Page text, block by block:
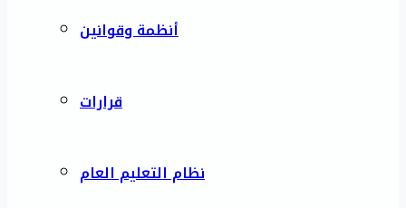
أنظمة وقوانين
قرارات
نظام التعليم العام